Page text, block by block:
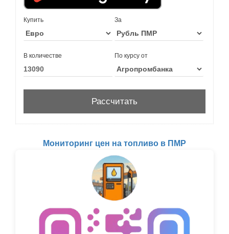
Купить За
В количестве По курсу от
Мониторинг цен на топливо в ПМР